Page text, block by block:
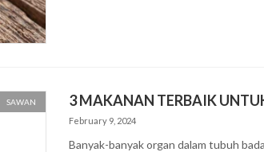
SAWAN 3 MAKANAN TERBAIK
February 9, 2024
Banyak-banyak organ dalam tubuh